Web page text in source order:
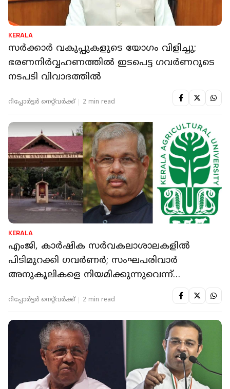
KERALA
സര്‍ക്കാര്‍ വകുപ്പുകളുടെ യോഗം വിളിച്ചു;
ഭരണനിര്‍വ്വഹണത്തില്‍ ഇടപെട്ട ഗവര്‍ണറുടെ
നടപടി വിവാദത്തിൽ
റിപ്പോർട്ടർ നെറ്റ്‌വര്‍ക്ക്‌ 2 min read
KERALA
എംജി, കാര്‍ഷിക സര്‍വകലാശാലകളില്‍
പിടിമുറക്കി ഗവര്‍ണര്‍; സംഘപരിവാര്‍
അനുകൂലികളെ നിയമിക്കുന്നുവെന്ന്
റിപ്പോർട്ടർ നെറ്റ്‌വര്‍ക്ക്‌ 2 min read